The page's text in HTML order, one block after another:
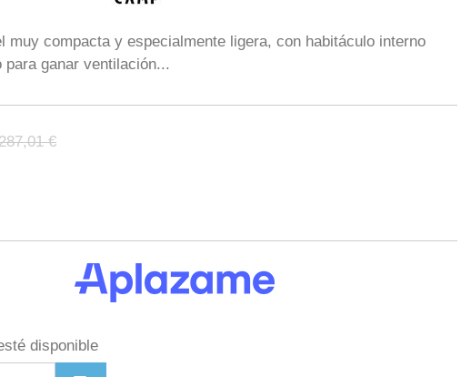
muy compacta y especialmente ligera, con habitáculo interno
para ganar ventilación...
€
disponible